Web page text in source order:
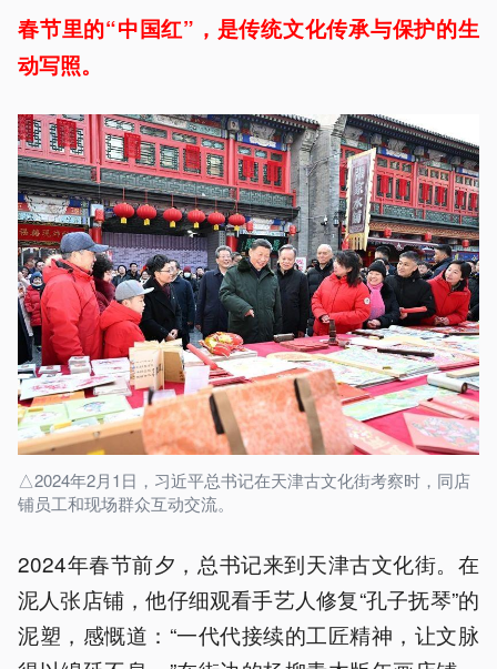
春节里的“中国红”，是传统文化传承与保护的生
动写照。
△2024年2月1日，习近平总书记在天津古文化街考察时，同店
铺员工和现场群众互动交流。
2024年春节前夕，总书记来到天津古文化街。在
泥人张店铺，他仔细观看手艺人修复“孔子抚琴”的
泥塑，感慨道：“一代代接续的工匠精神，让文脉